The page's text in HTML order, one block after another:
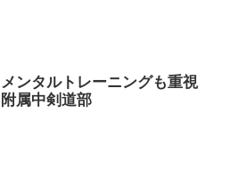
メンタルトレーニングも重視
附属中剣道部